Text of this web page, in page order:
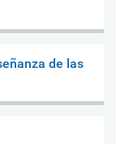
de las